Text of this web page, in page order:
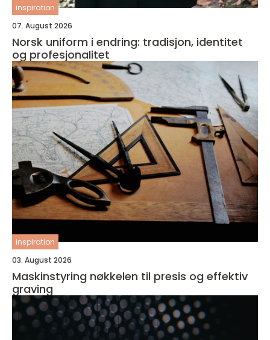
inspiration
07. August 2026
Norsk uniform i endring: tradisjon, identitet
og profesjonalitet
inspiration
03. August 2026
Maskinstyring nøkkelen til presis og effektiv
graving